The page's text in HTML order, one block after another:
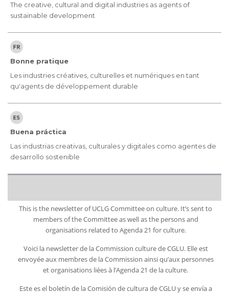
The creative, cultural and digital industries as agents of
sustainable development
Bonne pratique
Les industries créatives, culturelles et numériques en tant
qu'agents de développement durable
Buena práctica
Las industrias creativas, culturales y digitales como agentes de
desarrollo sostenible
This is the newsletter of UCLG Committee on culture. It’s sent to
members of the Committee as well as the persons and
organisations related to Agenda 21 for culture.
Voici la newsletter de la Commission culture de CGLU. Elle est
envoyée aux membres de la Commission ainsi qu’aux personnes
et organisations liées à l’Agenda 21 de la culture.
Este es el boletín de la Comisión de cultura de CGLU y se envía a